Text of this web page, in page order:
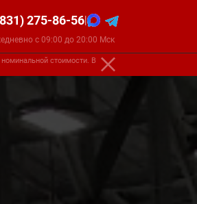
275-86-56|
с 09:00 до 20:00 Мск
стоимости. В